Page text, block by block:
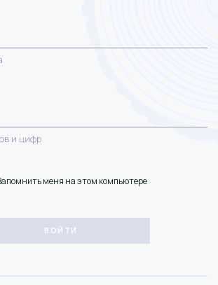
и цифр
меня на этом компьютере